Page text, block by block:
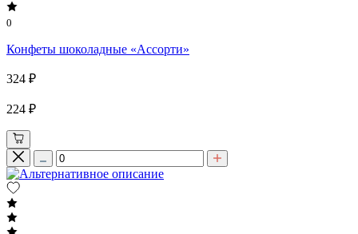
0
Конфеты шоколадные «Ассорти»
324 ₽
224 ₽